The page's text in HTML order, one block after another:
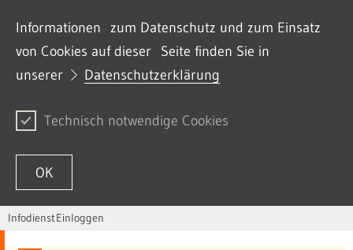
Informationen zum Datenschutz und zum Einsatz
von Cookies auf dieser Seite finden Sie in
unserer
Datenschutzerklärung
Technisch notwendige Cookies
OK
Zum Inhalt springen
InfodienstEinloggen